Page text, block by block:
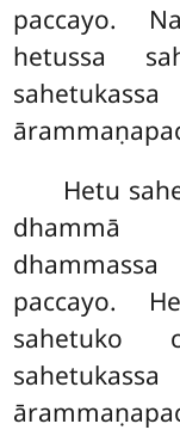
paccayo.
hetussa
Hetu
dhammā
paccayo.
sahetuko